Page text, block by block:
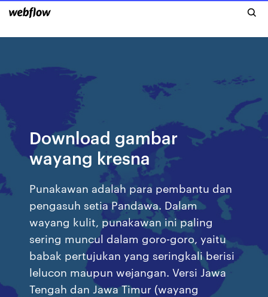
Download gambar
wayang kresna
Punakawan adalah para pembantu dan
pengasuh setia Pandawa. Dalam
wayang kulit, punakawan ini paling
sering muncul dalam goro-goro, yaitu
babak pertujukan yang seringkali berisi
lelucon maupun wejangan. Versi Jawa
Tengah dan Jawa Timur (wayang